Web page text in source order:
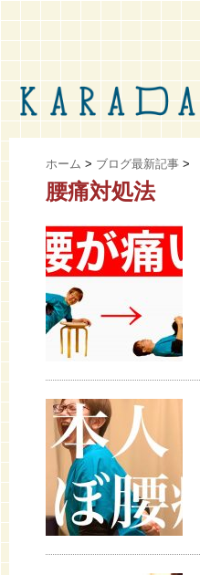
ホーム > ブログ最新記事 >
腰痛対処法